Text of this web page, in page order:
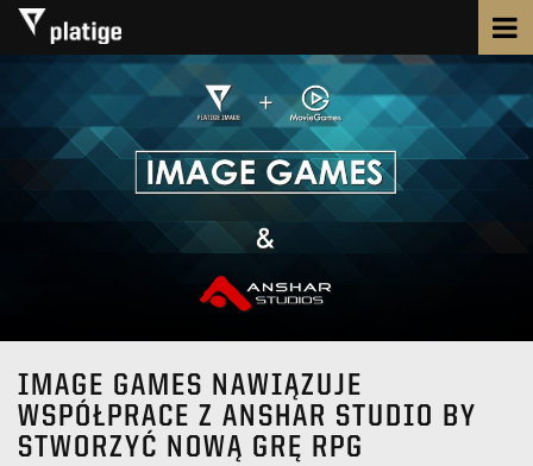
IMAGE GAMES NAWIĄZUJE
WSPÓŁPRACE Z ANSHAR STUDIO BY
STWORZYĆ NOWĄ GRĘ RPG